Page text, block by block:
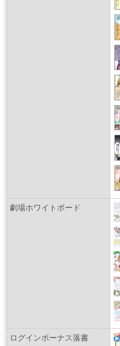
劇場ホワイトボード
ログインボーナス落書